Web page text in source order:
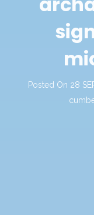
Posted On 28